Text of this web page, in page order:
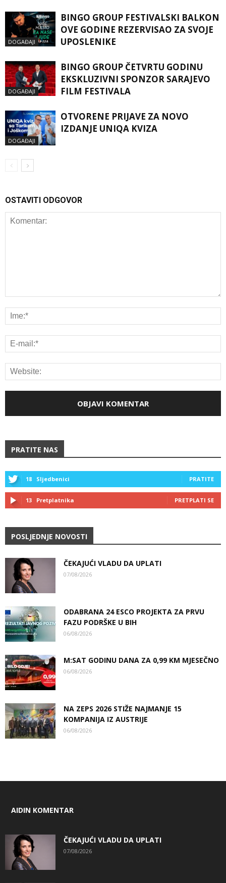
DOGAĐAJI
BINGO GROUP FESTIVALSKI BALKON
OVE GODINE REZERVISAO ZA SVOJE
UPOSLENIKE
DOGAĐAJI
BINGO GROUP ČETVRTU GODINU
EKSKLUZIVNI SPONZOR SARAJEVO
FILM FESTIVALA
DOGAĐAJI
OTVORENE PRIJAVE ZA NOVO
IZDANJE UNIQA KVIZA
OSTAVITI ODGOVOR
PRATITE NAS
18 Sljedbenici PRATITE
13 Pretplatnika PRETPLATI SE
POSLJEDNJE NOVOSTI
ČEKAJUĆI VLADU DA UPLATI
07/08/2026
ODABRANA 24 ESCO PROJEKTA ZA PRVU
FAZU PODRŠKE U BIH
06/08/2026
M:SAT GODINU DANA ZA 0,99 KM MJESEČNO
06/08/2026
NA ZEPS 2026 STIŽE NAJMANJE 15
KOMPANIJA IZ AUSTRIJE
06/08/2026
AIDIN KOMENTAR
ČEKAJUĆI VLADU DA UPLATI
07/08/2026